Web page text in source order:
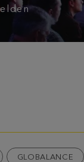
GLOBALANCE